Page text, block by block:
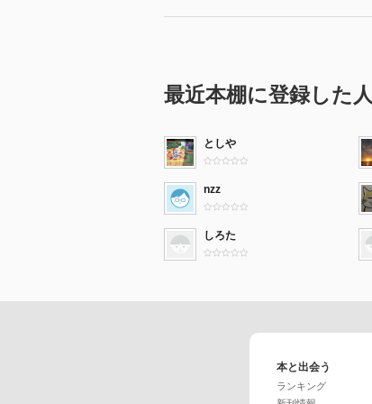
最近本棚に登録した人
としや
nzz
しろた
本と出会う
ランキング